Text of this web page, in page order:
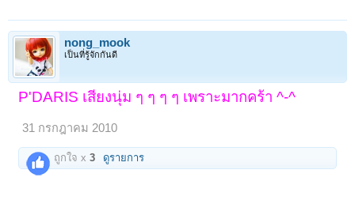
nong_mook
เป็นที่รู้จักกันดี
P'DARIS เสียงนุ่ม ๆ ๆ ๆ ๆ เพราะมากคร้า ^-^
31 กรกฎาคม 2010
ถูกใจ x3 ดูรายการ